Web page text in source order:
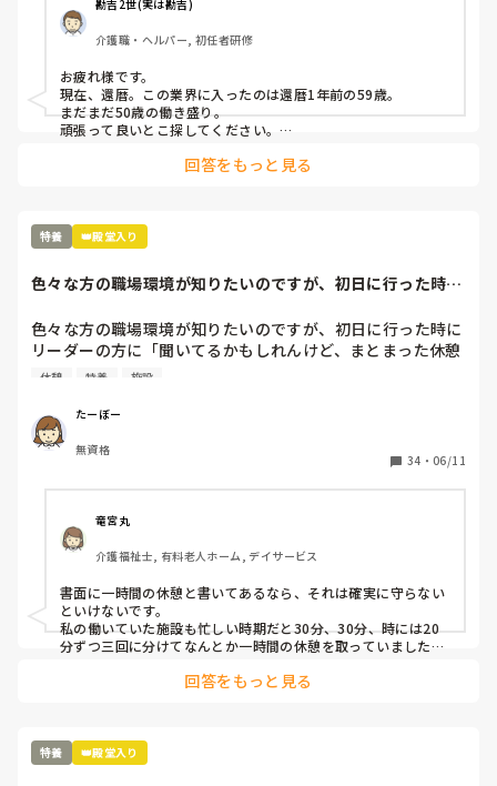
勘吉2世(実は勘吉)
介護職・ヘルパー, 初任者研修
お疲れ様です。
現在、還暦。この業界に入ったのは還暦1年前の59歳。
まだまだ50歳の働き盛り。
頑張って良いとこ探してください。
それともうひとつ、決め手は何ですか?という話がありました
って言えるところに長く勤めたいなと還暦のジーはそう思って
いますが、これが一番、難しい。
回答をもっと見る
特養 👑殿堂入り
色々な方の職場環境が知りたいのですが、初日に行った時に
色々な方の職場環境が知りたいのですが、初日に行った時に
リーダーの方に「聞いてるかもしれんけど、まとまった休憩
ってのはない」という風に言われました。
てなくて、自分も休憩時間が1時間という風に記載されてた
ので、まぁあるだろうと思っていました。
どこの介護施設でもこのような感じなのでしょうか？
休憩 特養 施設
たーぼー
無資格
34 ・ 06/11
竜宮丸
介護福祉士, 有料老人ホーム, デイサービス
書面に一時間の休憩と書いてあるなら、それは確実に守らない
といけないです。
私の働いていた施設も忙しい時期だと30分、30分、時には20
分ずつ三回に分けてなんとか一時間の休憩を取っていました。
回答をもっと見る
特養 👑殿堂入り